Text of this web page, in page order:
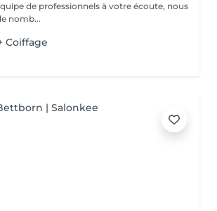
de professionnels à votre écoute, nous
nomb...
Coiffage